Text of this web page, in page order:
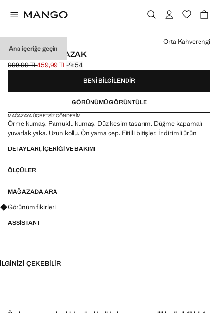
Ana içeriğe geçin
CEPLI TRIKO KAZAK
Üstü çizili ilk fiyat [999,99 TL ]
999,99 TL
Güncel fiyat [459,99 TL ]
459,99 TL-%54
Bir renk seçin
Orta Kahverengi
BENI BILGILENDIR
GÖRÜNÜMÜ GÖRÜNTÜLE
MAĞAZAYA ÜCRETSIZ GÖNDERIM
Örme kumaş. Pamuklu kumaş. Düz kesim tasarım. Düğme kapamalı
yuvarlak yaka. Uzun kollu. Ön yama cep. Fitilli bitişler. İndirimli ürün
DETAYLARI, IÇERIĞI VE BAKIMI
ÖLÇÜLER
MAĞAZADA ARA
Görünümler, ürünler ve trendler hakkında sorular sorun
Görünüm fikirleri
ASSISTANT
İLGINIZI ÇEKEBILIR